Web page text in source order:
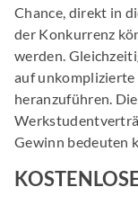
Chance, direkt in
der Konkurrenz
werden.
auf unkomplizierte
heranzuführen.
Gewinn bedeuten